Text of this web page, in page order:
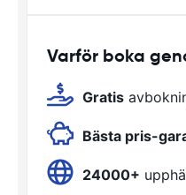
Varför boka
Gratis
Bästa pris-
24000+